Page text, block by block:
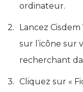
ordinateur.
Lancez
sur l’icône sur
recherchant
Cliquez sur «